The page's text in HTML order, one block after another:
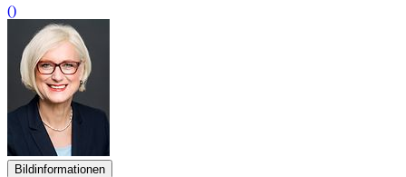
()
Bildinformationen